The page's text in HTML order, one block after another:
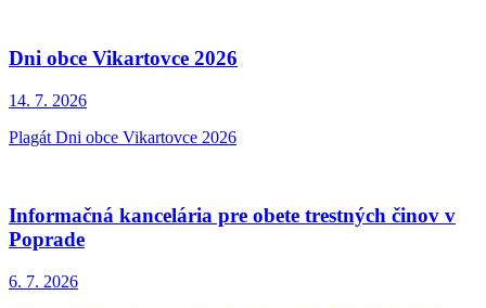
Dni obce Vikartovce 2026
14. 7. 2026
Plagát Dni obce Vikartovce 2026
Informačná kancelária pre obete trestných činov v
Poprade
6. 7. 2026